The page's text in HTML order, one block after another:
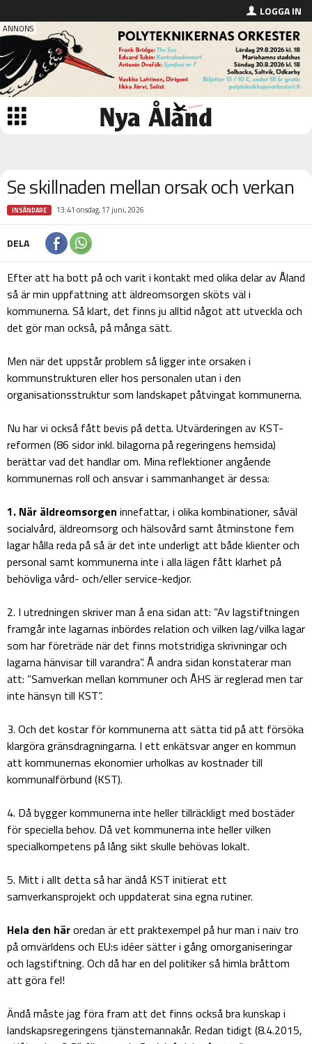
LOGGA IN
Se skillnaden mellan orsak och verkan
INSÄNDARE 13:41 onsdag, 17 juni, 2026
DELA
Efter att ha bott på och varit i kontakt med olika delar av Åland
så är min uppfattning att äldreomsorgen sköts väl i
kommunerna. Så klart, det finns ju alltid något att utveckla och
det gör man också, på många sätt.
Men när det uppstår problem så ligger inte orsaken i
kommunstrukturen eller hos personalen utan i den
organisationsstruktur som landskapet påtvingat kommunerna.
Nu har vi också fått bevis på detta. Utvärderingen av KST-
reformen (86 sidor inkl. bilagorna på regeringens hemsida)
berättar vad det handlar om. Mina reflektioner angående
kommunernas roll och ansvar i sammanhanget är dessa:
1. När äldreomsorgen innefattar, i olika kombinationer, såväl
socialvård, äldreomsorg och hälsovård samt åtminstone fem
lagar hålla reda på så är det inte underligt att både klienter och
personal samt kommunerna inte i alla lägen fått klarhet på
behövliga vård- och/eller service-kedjor.
2. I utredningen skriver man å ena sidan att: ”Av lagstiftningen
framgår inte lagarnas inbördes relation och vilken lag/vilka lagar
som har företräde när det finns motstridiga skrivningar och
lagarna hänvisar till varandra”. Å andra sidan konstaterar man
att: ”Samverkan mellan kommuner och ÅHS är reglerad men tar
inte hänsyn till KST”.
3. Och det kostar för kommunerna att sätta tid på att försöka
klargöra gränsdragningarna. I ett enkätsvar anger en kommun
att kommunernas ekonomier urholkas av kostnader till
kommunalförbund (KST).
4. Då bygger kommunerna inte heller tillräckligt med bostäder
för speciella behov. Då vet kommunerna inte heller vilken
specialkompetens på lång sikt skulle behövas lokalt.
5. Mitt i allt detta så har ändå KST initierat ett
samverkansprojekt och uppdaterat sina egna rutiner.
Hela den häroredan är ett praktexempel på hur man i naiv tro
på omvärldens och EU:s idéer sätter i gång omorganiseringar
och lagstiftning. Och då har en del politiker så himla bråttom
att göra fel!
Ändå måste jag föra fram att det finns också bra kunskap i
landskapsregeringens tjänstemannakår. Redan tidigt (8.4.2015,